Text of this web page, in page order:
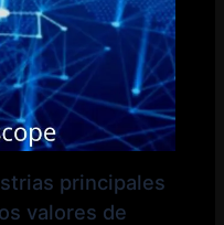
principales
valores de